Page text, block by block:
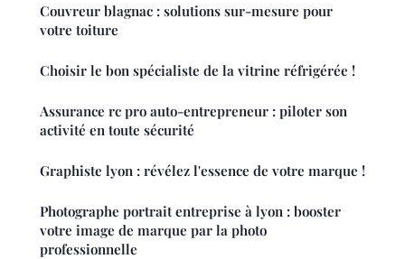
Couvreur blagnac : solutions sur-mesure pour
votre toiture
Choisir le bon spécialiste de la vitrine réfrigérée !
Assurance rc pro auto-entrepreneur : piloter son
activité en toute sécurité
Graphiste lyon : révélez l'essence de votre marque !
Photographe portrait entreprise à lyon : booster
votre image de marque par la photo
professionnelle